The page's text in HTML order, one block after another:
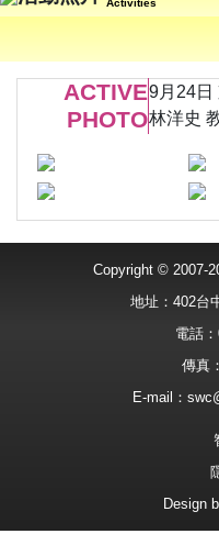
Activities
ACTIVE
PHOTO
9月24日
林洋史
Copyright © 2007-
地址：402台
電話
傳真
E-mail：
Design